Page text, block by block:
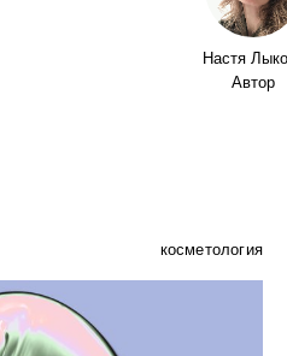
Настя
Автор
косметология